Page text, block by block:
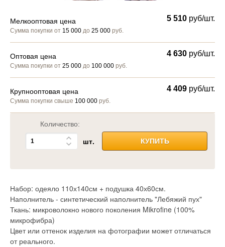
Мелкооптовая цена
Сумма покупки от 15 000 до 25 000 руб.
5 510 руб/шт.
Оптовая цена
Сумма покупки от 25 000 до 100 000 руб.
4 630 руб/шт.
Крупнооптовая цена
Сумма покупки свыше 100 000 руб.
4 409 руб/шт.
Количество:
шт. КУПИТЬ
Набор: одеяло 110х140см + подушка 40х60см.
Наполнитель - синтетический наполнитель "Лебяжий пух"
Ткань: микроволокно нового поколения Mikrofine (100%
микрофибра)
Цвет или оттенок изделия на фотографии может отличаться
от реального.